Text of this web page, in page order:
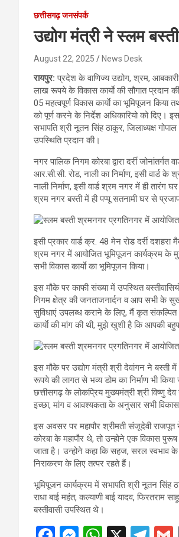
छत्तीसगढ़ जनसंपर्क
उद्योग मंत्री ने स्लम
August 22, 2025 News Desk
रायपुर:प्रदेश के वाणिज्य उद्योग, श्रम,
लाख रूपये के विकास कार्याे की सौगात
05 महत्वपूर्ण विकास कार्याे का भूमिपूजन किया
को पूर्ण करने के निर्देश अधिकारियो को दिए।
सभापति श्री नूतन सिंह ठाकुर, जिलाध्यक्ष
उपस्थिति प्रदान की।
नगर पालिक निगम कोरबा द्वारा दर्री
आर.सी.सी. रोड, नाली का निर्माण, इसी
नाली निर्माण, इसी वार्ड श्रम नगर में ही
श्रम नगर बस्ती में ही पप्पू सतनामी घर से
इसी प्रकार वार्ड क्र. 48 मेन रोड दर्री
श्रम नगर में आयोजित भूमिपूजन कार्यक्रम के
सभी विकास कार्याे का भूमिपूजन किया।
इस मौके पर काफी संख्या में उपस्थित
निगम क्षेत्र की जनताजनार्दन व आप सभी के
सुविधाएं उपलब्ध कराने के लिए, मैं कृत
कार्याे की मांग की थी, मुझे खुशी है कि आपकी
इस मौके पर उद्योग मंत्री श्री देवांगन ने बस्ती
रूपये की लागत से भव्य डोम का निर्माण भी
छत्तीसगढ़ के लोकप्रिय मुख्यमंत्री श्री विष्णु
इच्छा, मांग व आवश्यकता के अनुसार सभी विकास
इस अवसर पर महापौर श्रीमती संजूदेवी राजपूत
कोरबा के महापौर थे, तो उन्होने एक विकास
जाता है। उन्होने कहा कि सहज, सरल स्वभाव
निराकरण के लिए तत्पर रहते हैं।
भूमिपूजन कार्यक्रम में सभापति श्री नूतन सिंह
राधा बाई महंत, कल्याणी बाई यादव, फिरतराम
बस्तीवासी उपस्थित थे।